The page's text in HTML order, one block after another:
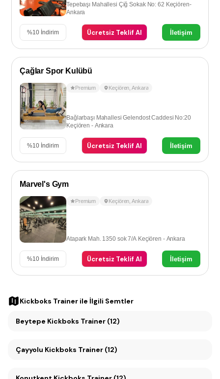
Tepebaşı Mahallesi Çiğ Sokak No: 62 Keçiören-
Ankara
%10 İndirim Ücretsiz Teklif Al İletişim
Çağlar Spor Kulübü
Premium Keçiören ,Ankara
Bağlarbaşı Mahallesi Gelendost Caddesi No:20
Keçiören - Ankara
%10 İndirim Ücretsiz Teklif Al İletişim
Marvel's Gym
Premium Keçiören ,Ankara
Atapark Mah. 1350 sok 7/A Keçiören - Ankara
%10 İndirim Ücretsiz Teklif Al İletişim
Kickboks Trainer ile İlgili Semtler
Beytepe Kickboks Trainer (12)
Çayyolu Kickboks Trainer (12)